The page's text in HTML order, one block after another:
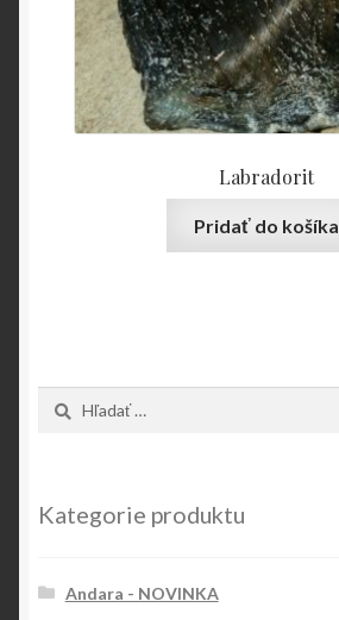
Labradorit
Pridať do košíka
Kategorie produktu
Andara - NOVINKA